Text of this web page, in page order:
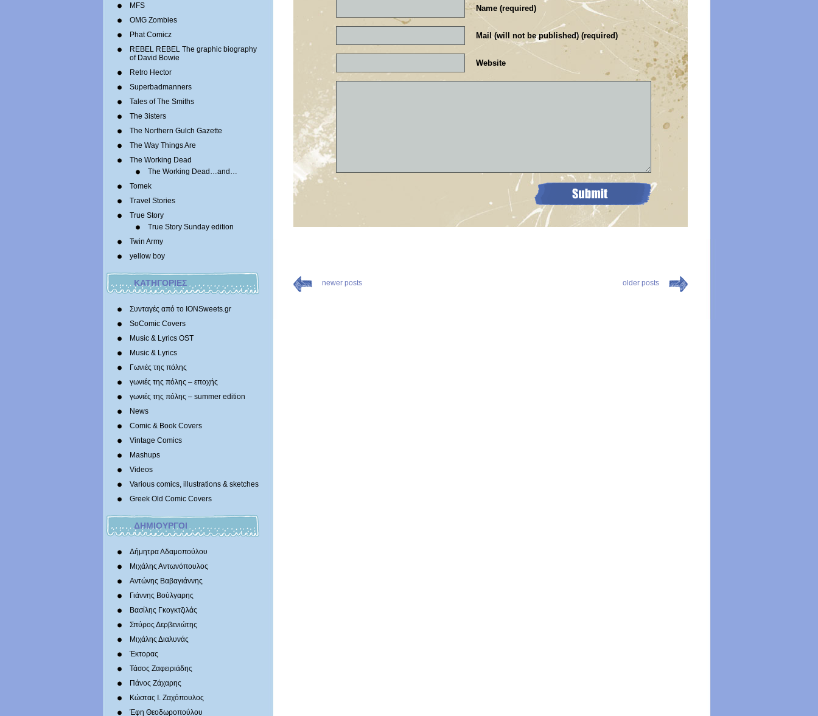
MFS
OMG Zombies
Phat Comicz
REBEL REBEL The graphic biography
of David Bowie
Retro Hector
Superbadmanners
Tales of The Smiths
The 3isters
The Northern Gulch Gazette
The Way Things Are
The Working Dead
The Working Dead…and…
Tomek
Travel Stories
True Story
True Story Sunday edition
Twin Army
yellow boy
ΚΑΤΗΓΟΡΙΕΣ
Συνταγές από το IONSweets.gr
SoComic Covers
Music & Lyrics OST
Music & Lyrics
Γωνιές της πόλης
γωνιές της πόλης – εποχής
γωνιές της πόλης – summer edition
News
Comic & Book Covers
Vintage Comics
Mashups
Videos
Various comics, illustrations & sketches
Greek Old Comic Covers
ΔΗΜΙΟΥΡΓΟΙ
Δήμητρα Αδαμοπούλου
Μιχάλης Αντωνόπουλος
Αντώνης Βαβαγιάννης
Γιάννης Βούλγαρης
Βασίλης Γκογκτζιλάς
Σπύρος Δερβενιώτης
Mιχάλης Διαλυνάς
Έκτορας
Τάσος Ζαφειριάδης
Πάνος Ζάχαρης
Κώστας Ι. Ζαχόπουλoς
Έφη Θεοδωροπούλου
Name (required)
Mail (will not be published) (required)
Website
newer posts older posts